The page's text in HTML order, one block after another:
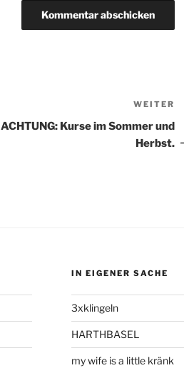
WEITER
ACHTUNG: Kurse im Sommer und
Herbst.
IN EIGENER SACHE
3xklingeln
HARTHBASEL
my wife is a little kränk